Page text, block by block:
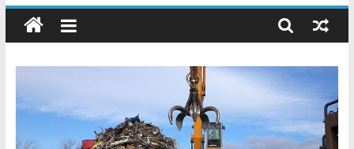
Chatarreros
–
Precio